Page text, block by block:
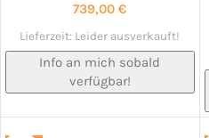
739,00€
Lieferzeit: Leider ausverkauft!
Info an mich sobald
verfügbar!